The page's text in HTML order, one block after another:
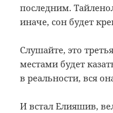
последним.
иначе, сон будет
Слушайте, это
местами будет
в реальности, вся
И встал Елияшив,